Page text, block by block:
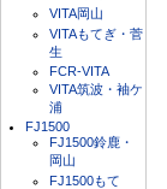
VITA岡山
VITAもてぎ・菅
生
FCR-VITA
VITA筑波・袖ケ
浦
FJ1500
FJ1500鈴鹿・
岡山
FJ1500もて